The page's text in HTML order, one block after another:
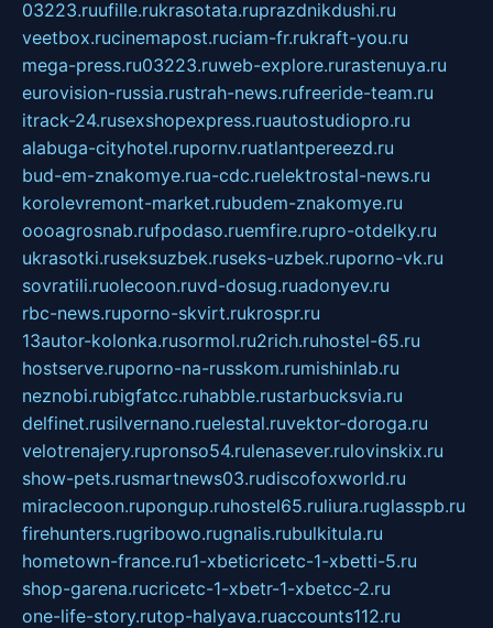
03223.ruufille.rukrasotata.ruprazdnikdushi.ru
veetbox.rucinemapost.ruciam-fr.rukraft-you.ru
mega-press.ru03223.ruweb-explore.rurastenuya.ru
eurovision-russia.rustrah-news.rufreeride-team.ru
itrack-24.rusexshopexpress.ruautostudiopro.ru
alabuga-cityhotel.rupornv.ruatlantpereezd.ru
bud-em-znakomye.rua-cdc.ruelektrostal-news.ru
korolevremont-market.rubudem-znakomye.ru
oooagrosnab.rufpodaso.ruemfire.rupro-otdelky.ru
ukrasotki.ruseksuzbek.ruseks-uzbek.ruporno-vk.ru
sovratili.ruolecoon.ruvd-dosug.ruadonyev.ru
rbc-news.ruporno-skvirt.rukrospr.ru
13autor-kolonka.rusormol.ru2rich.ruhostel-65.ru
hostserve.ruporno-na-russkom.rumishinlab.ru
neznobi.rubigfatcc.ruhabble.rustarbucksvia.ru
delfinet.rusilvernano.ruelestal.ruvektor-doroga.ru
velotrenajery.rupronso54.rulenasever.rulovinskix.ru
show-pets.rusmartnews03.rudiscofoxworld.ru
miraclecoon.rupongup.ruhostel65.ruliura.ruglasspb.ru
firehunters.rugribowo.rugnalis.rubulkitula.ru
hometown-france.ru1-xbeticricetc-1-xbetti-5.ru
shop-garena.rucricetc-1-xbetr-1-xbetcc-2.ru
one-life-story.rutop-halyava.ruaccounts112.ru